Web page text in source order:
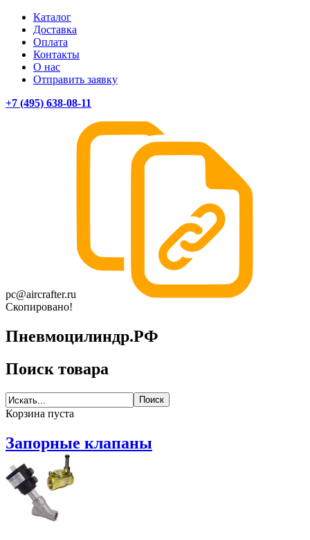
Каталог
Доставка
Оплата
Контакты
О нас
Отправить заявку
+7 (495) 638-08-11
pc@aircrafter.ru
Скопировано!
Пневмоцилиндр.РФ
Поиск товара
Корзина пуста
Запорные клапаны